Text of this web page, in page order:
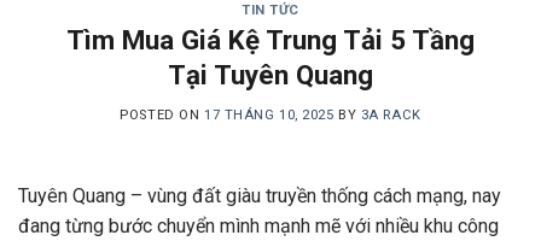
TIN TỨC
Tìm Mua Giá Kệ Trung Tải 5 Tầng
Tại Tuyên Quang
POSTED ON 17 THÁNG 10, 2025 BY 3A RACK
Tuyên Quang – vùng đất giàu truyền thống cách mạng, nay
đang từng bước chuyển mình mạnh mẽ với nhiều khu công